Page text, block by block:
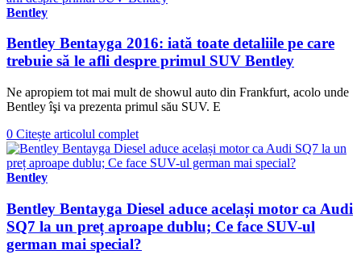
Bentley
Bentley Bentayga 2016: iată toate detaliile pe care
trebuie să le afli despre primul SUV Bentley
Ne apropiem tot mai mult de showul auto din Frankfurt, acolo unde
Bentley îşi va prezenta primul său SUV. E
0 Citește articolul complet
Bentley
Bentley Bentayga Diesel aduce același motor ca Audi
SQ7 la un preț aproape dublu; Ce face SUV-ul
german mai special?